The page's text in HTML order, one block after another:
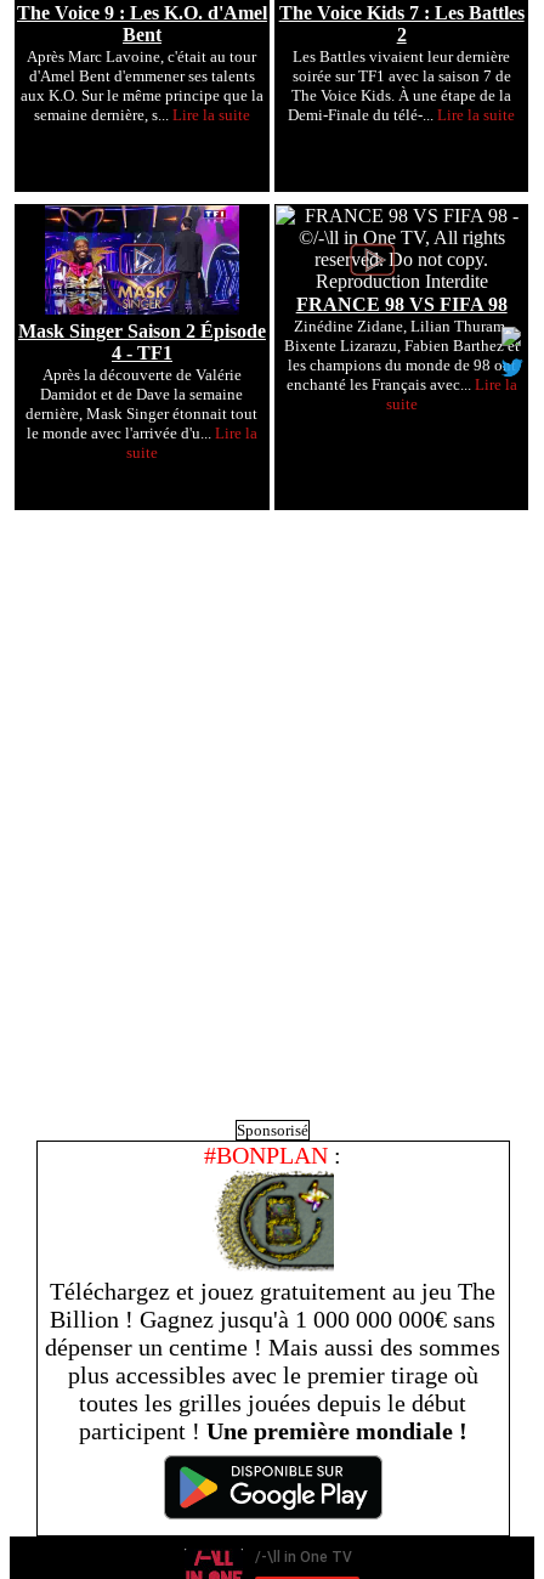
The Voice 9 : Les K.O. d'Amel
Bent
Après Marc Lavoine, c'était au tour
d'Amel Bent d'emmener ses talents
aux K.O. Sur le même principe que la
semaine dernière, s... Lire la suite
The Voice Kids 7 : Les Battles
2
Les Battles vivaient leur dernière
soirée sur TF1 avec la saison 7 de
The Voice Kids. À une étape de la
Demi-Finale du télé-...Lire la suite
Mask Singer Saison 2 Épisode
4 - TF1
Après la découverte de Valérie
Damidot et de Dave la semaine
dernière, Mask Singer étonnait tout
le monde avec l'arrivée d'u... Lire la
suite
FRANCE 98 VS FIFA 98
Zinédine Zidane, Lilian Thuram,
Bixente Lizarazu, Fabien Barthez et
les champions du monde de 98 ont
enchanté les Français avec... Lire la
suite
Sponsorisé
#BONPLAN :
Téléchargez et jouez gratuitement au jeu The
Billion ! Gagnez jusqu'à 1 000 000 000€ sans
dépenser un centime ! Mais aussi des sommes
plus accessibles avec le premier tirage où
toutes les grilles jouées depuis le début
participent ! Une première mondiale !